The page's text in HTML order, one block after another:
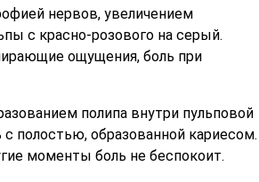
нервов, увеличением
с красно-розового на серый.
ощущения, боль при
полипа внутри пульповой
с полостью, образованной кариесом.
моменты боль не беспокоит.